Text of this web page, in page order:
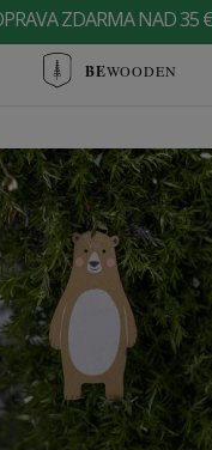
ZDARMA NAD 35
BEWOODEN